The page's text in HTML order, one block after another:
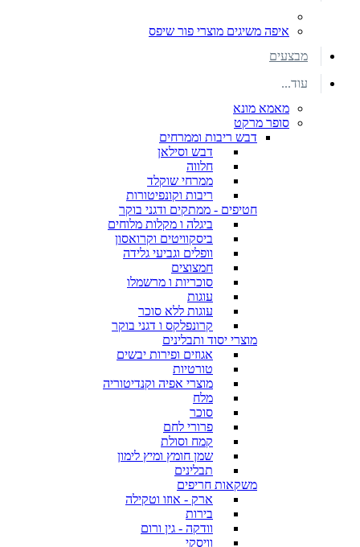
איפה משיגים מוצרי פור שיפס
מבצעים
עוד...
מאמא מונא
סופר מרקט
דבש ריבות וממרחים
דבש וסילאן
חלווה
ממרחי שוקלד
ריבות וקונפיטורות
חטיפים - ממתקים ודגני בוקר
ביגלה ו מקלות מלוחים
ביסקוויטים וקרואסון
וופלים וגביעי גלידה
חמצוצים
סוכריות ו מרשמלו
עוגות
עוגות ללא סוכר
קרונפלקס ו דגני בוקר
מוצרי יסוד ותבלינים
אגוזים ופירות יבשים
טורטיות
מוצרי אפיה וקנדיטוריה
מלח
סוכר
פרורי לחם
קמח וסולת
שמן חומץ ומיץ לימון
תבלינים
משקאות חריפים
ארק - אוזו וטקילה
בירות
וודקה - גין ורום
וויסקי